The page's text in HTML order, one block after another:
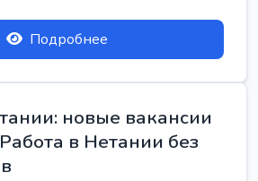
Подробнее
новые вакансии
в Нетании без